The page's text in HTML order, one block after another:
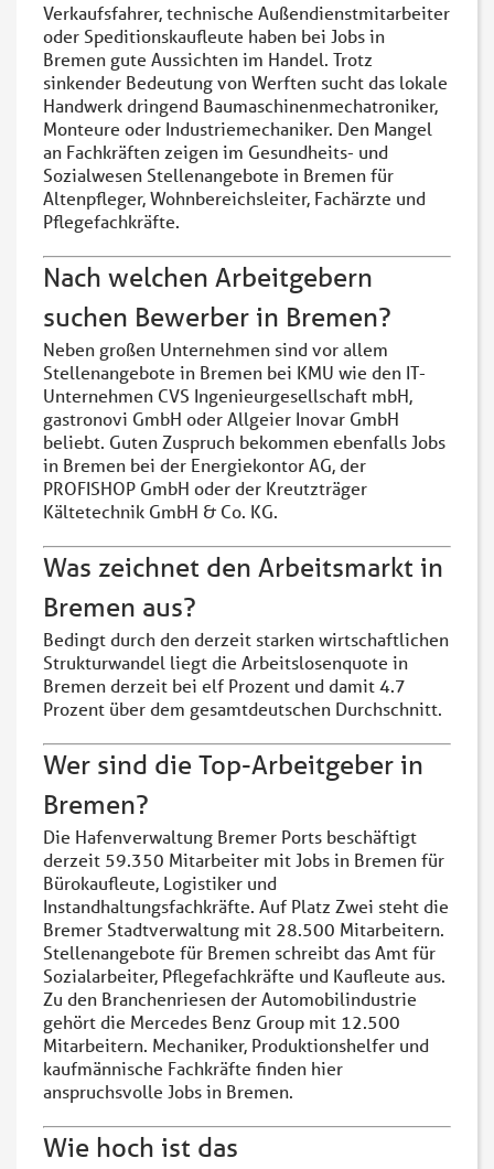
Verkaufsfahrer, technische Außendienstmitarbeiter
oder Speditionskaufleute haben bei Jobs in
Bremen gute Aussichten im Handel. Trotz
sinkender Bedeutung von Werften sucht das lokale
Handwerk dringend Baumaschinenmechatroniker,
Monteure oder Industriemechaniker. Den Mangel
an Fachkräften zeigen im Gesundheits- und
Sozialwesen Stellenangebote in Bremen für
Altenpfleger, Wohnbereichsleiter, Fachärzte und
Pflegefachkräfte.
Nach welchen Arbeitgebern
suchen Bewerber in Bremen?
Neben großen Unternehmen sind vor allem
Stellenangebote in Bremen bei KMU wie den IT-
Unternehmen CVS Ingenieurgesellschaft mbH,
gastronovi GmbH oder Allgeier Inovar GmbH
beliebt. Guten Zuspruch bekommen ebenfalls Jobs
in Bremen bei der Energiekontor AG, der
PROFISHOP GmbH oder der Kreutzträger
Kältetechnik GmbH & Co. KG.
Was zeichnet den Arbeitsmarkt in
Bremen aus?
Bedingt durch den derzeit starken wirtschaftlichen
Strukturwandel liegt die Arbeitslosenquote in
Bremen derzeit bei elf Prozent und damit 4.7
Prozent über dem gesamtdeutschen Durchschnitt.
Wer sind die Top-Arbeitgeber in
Bremen?
Die Hafenverwaltung Bremer Ports beschäftigt
derzeit 59.350 Mitarbeiter mit Jobs in Bremen für
Bürokaufleute, Logistiker und
Instandhaltungsfachkräfte. Auf Platz Zwei steht die
Bremer Stadtverwaltung mit 28.500 Mitarbeitern.
Stellenangebote für Bremen schreibt das Amt für
Sozialarbeiter, Pflegefachkräfte und Kaufleute aus.
Zu den Branchenriesen der Automobilindustrie
gehört die Mercedes Benz Group mit 12.500
Mitarbeitern. Mechaniker, Produktionshelfer und
kaufmännische Fachkräfte finden hier
anspruchsvolle Jobs in Bremen.
Wie hoch ist das